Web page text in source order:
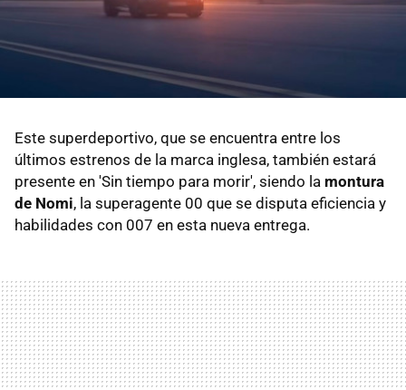
Este superdeportivo, que se encuentra entre los
últimos estrenos de la marca inglesa, también estará
presente en 'Sin tiempo para morir', siendo la montura
de Nomi, la superagente 00 que se disputa eficiencia y
habilidades con 007 en esta nueva entrega.